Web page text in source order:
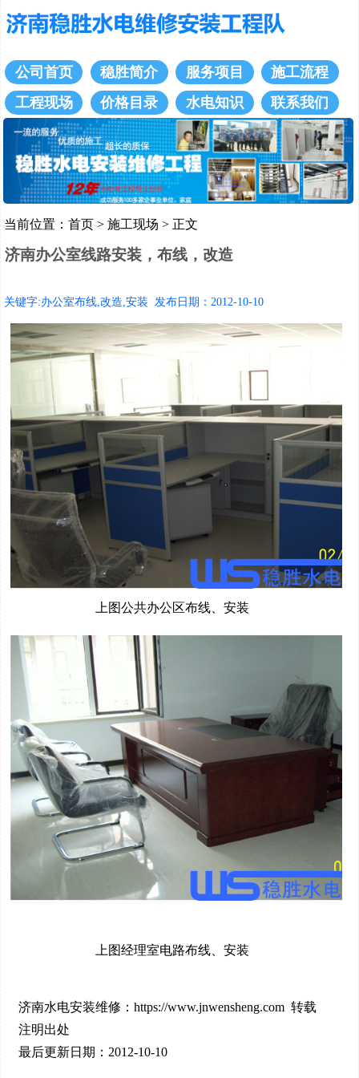
公司首页 稳胜简介 服务项目
施工流程
工程现场
价格目录 水电知识 联系我们
当前位置： 首页 > 施工现场 > 正文
济南办公室线路安装，布线，改造
关键字:办公室布线,改造,安装 发布日期：2012-10-10
上图公共办公区布线、安装
上图经理室电路布线、安装
济南水电安装维修：https://www.jnwensheng.com 转载
注明出处
最后更新日期：2012-10-10